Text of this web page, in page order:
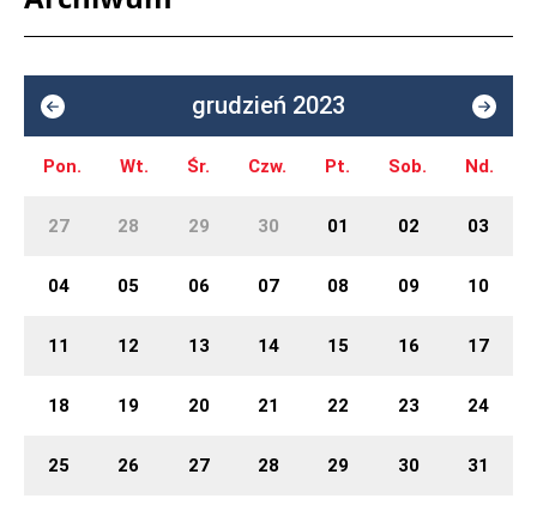
grudzień 2023
Pon. Wt. Śr. Czw. Pt. Sob. Nd.
27 28 29 30 01 02 03
04 05 06 07 08 09 10
11 12 13 14 15 16 17
18 19 20 21 22 23 24
25 26 27 28 29 30 31